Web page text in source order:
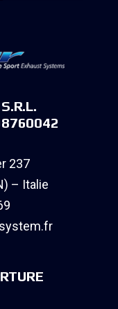
237
– Italie